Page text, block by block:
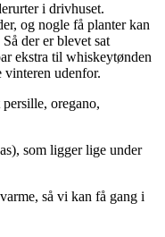
i drivhuset.
og nogle få planter kan
der er blevet sat
ekstra til whiskeytønden
vinteren udenfor.
oregano,
som ligger lige under
så vi kan få gang i